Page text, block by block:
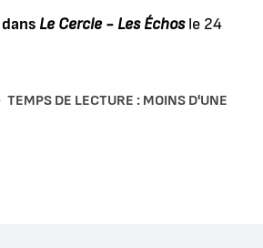
Le Cercle - Les Échosle 24
TEMPS DE LECTURE : MOINS D'UNE